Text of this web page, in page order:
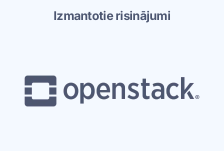
Izmantotie risinājumi